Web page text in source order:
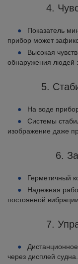
4.
Показатель
прибор может
Высокая
обнаружения людей
5.
На воде
Системы
изображение даже
6.
Герметичный
Надежная
постоянной вибрации.
7.
через дисплей судна.